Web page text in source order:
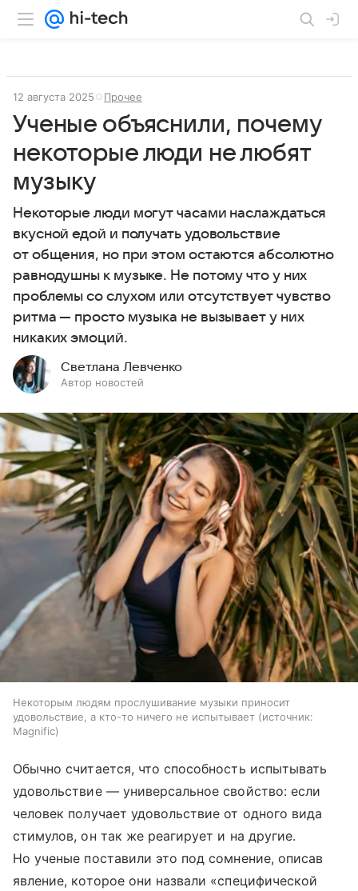
12 августа 2025 Прочее
Ученые объяснили, почему
некоторые люди не любят
музыку
Некоторые люди могут часами наслаждаться
вкусной едой и получать удовольствие
от общения, но при этом остаются абсолютно
равнодушны к музыке. Не потому что у них
проблемы со слухом или отсутствует чувство
ритма — просто музыка не вызывает у них
никаких эмоций.
Светлана Левченко
Автор новостей
Некоторым людям прослушивание музыки приносит
удовольствие, а кто-то ничего не испытывает
источник:
Magnific
Обычно считается, что способность испытывать
удовольствие — универсальное свойство: если
человек получает удовольствие от одного вида
стимулов, он так же реагирует и на другие.
Но ученые поставили это под сомнение, описав
явление, которое они назвали «специфической